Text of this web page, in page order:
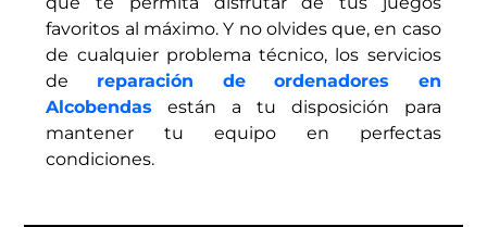
favoritos al máximo. Y no olvides que, en caso
de cualquier problema técnico, los servicios
de reparación de ordenadores en
Alcobendas están a tu disposición para
mantener tu equipo en perfectas
condiciones.